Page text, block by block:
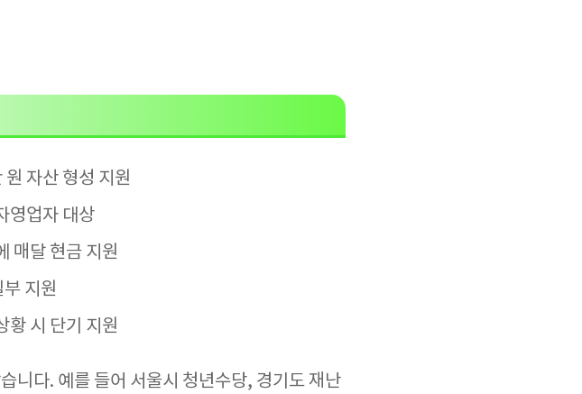
자산 형성 지원
영업자 대상
매달 현금 지원
지원
황 시 단기 지원
니다. 예를 들어 서울시 청년수당, 경기도 재난